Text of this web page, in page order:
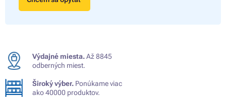
Výdajné miesta.Až 8845
odberných miest.
Široký výber. Ponúkame viac
ako 40000 produktov.